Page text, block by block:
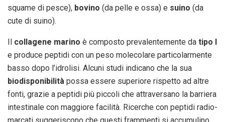
squame di pesce), bovino (da pelle e ossa) e suino (da
cute di suino).
Il collagene marino è composto prevalentemente da tipo I
e produce peptidi con un peso molecolare particolarmente
basso dopo l’idrolisi. Alcuni studi indicano che la sua
biodisponibilità possa essere superiore rispetto ad altre
fonti, grazie a peptidi più piccoli che attraversano la barriera
intestinale con maggiore facilità. Ricerche con peptidi radio-